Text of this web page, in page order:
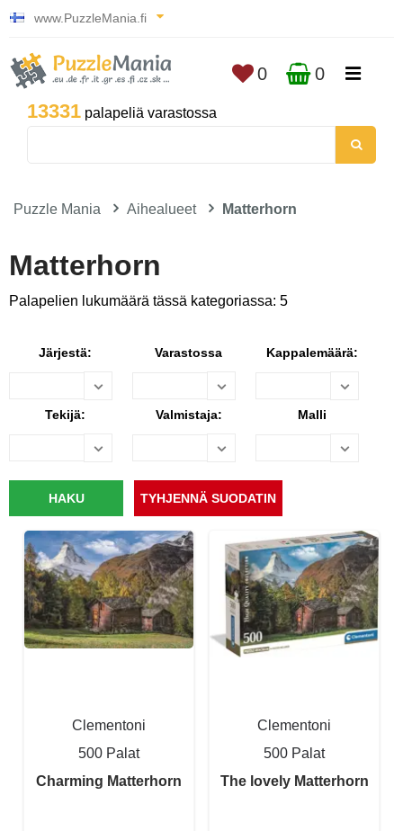
www.PuzzleMania.fi
13331 palapeliä varastossa
0 0
Puzzle Mania Aihealueet Matterhorn
Matterhorn
Palapelien lukumäärä tässä kategoriassa: 5
Järjestä: Varastossa Kappalemäärä:
Tekijä: Valmistaja: Malli
Clementoni
500 Palat
Charming Matterhorn
Clementoni
500 Palat
The lovely Matterhorn